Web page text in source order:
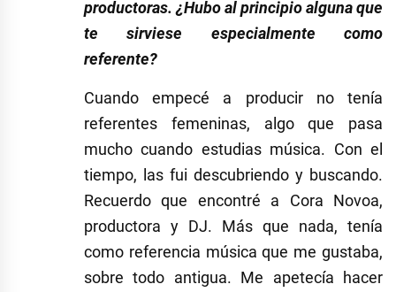
productoras. ¿Hubo al principio alguna que
te sirviese especialmente como
referente?
Cuando empecé a producir no tenía
referentes femeninas, algo que pasa
mucho cuando estudias música. Con el
tiempo, las fui descubriendo y buscando.
Recuerdo que encontré a Cora Novoa,
productora y DJ. Más que nada, tenía
como referencia música que me gustaba,
sobre todo antigua. Me apetecía hacer